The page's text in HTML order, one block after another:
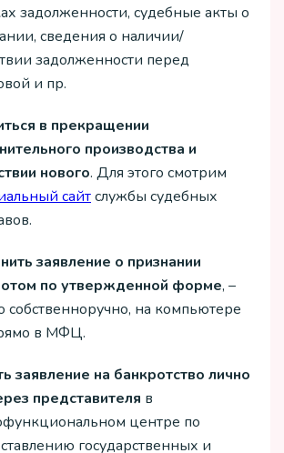
задолженности, судебные акты о
сведения о наличии/
задолженности перед
и пр.
в прекращении
производства и
нового. Для этого смотрим
сайтслужбы судебных
заявление о признании
по утвержденной форме, –
собственноручно, на компьютере
в МФЦ.
заявление на банкротство лично
представителя в
центре по
государственных и